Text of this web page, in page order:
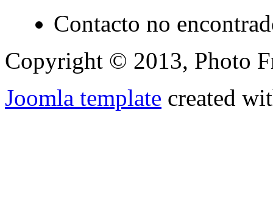
Contacto no
Copyright © 2013, Photo
Joomla template created